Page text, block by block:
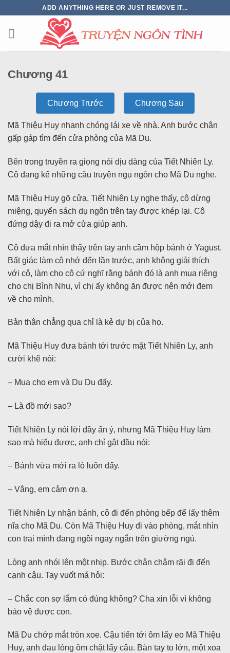
ADD ANYTHING HERE OR JUST REMOVE IT...
Chương 41
Chương Trước Chương Sau
Mã Thiệu Huy nhanh chóng lái xe về nhà. Anh bước chân
gấp gáp tìm đến cửa phòng của Mã Du.
Bên trong truyền ra giọng nói dịu dàng của Tiết Nhiên Ly.
Cô đang kể những câu truyện ngụ ngôn cho Mã Du nghe.
Mã Thiệu Huy gõ cửa, Tiết Nhiên Ly nghe thấy, cô dừng
miệng, quyển sách dụ ngôn trên tay được khép lại. Cô
đứng dậy đi ra mở cửa giúp anh.
Cô đưa mắt nhìn thấy trên tay anh cầm hộp bánh ở Yagust.
Bất giác làm cô nhớ đến lần trước, anh không giải thích
với cô, làm cho cô cứ nghĩ rằng bánh đó là anh mua riêng
cho chị Bình Nhu, vì chị ấy không ăn được nên mới đem
về cho mình.
Bản thân chẳng qua chỉ là kẻ dự bị của họ.
Mã Thiệu Huy đưa bánh tới trước mặt Tiết Nhiên Ly, anh
cười khẽ nói:
– Mua cho em và Du Du đấy.
– Là đồ mới sao?
Tiết Nhiên Ly nói lời đầy ẩn ý, nhưng Mã Thiệu Huy làm
sao mà hiểu được, anh chỉ gật đầu nói:
– Bánh vừa mới ra lò luôn đấy.
– Vâng, em cảm ơn ạ.
Tiết Nhiên Ly nhận bánh, cô đi đến phòng bếp để lấy thêm
nĩa cho Mã Du. Còn Mã Thiệu Huy đi vào phòng, mắt nhìn
con trai mình đang ngồi ngay ngắn trên giường ngủ.
Lòng anh nhói lên một nhịp. Bước chân chậm rãi đi đến
cạnh cậu. Tay vuốt má hỏi:
– Chắc con sợ lắm có đúng không? Cha xin lỗi vì không
bảo vệ được con.
Mã Du chớp mắt tròn xoe. Cậu tiến tới ôm lấy eo Mã Thiệu
Huy, anh đau lòng ôm chặt lấy cậu. Bàn tay to lớn, một xoa